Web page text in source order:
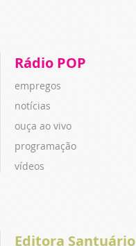
Rádio POP
empregos
notícias
ouça ao vivo
programação
vídeos
Editora Santuário